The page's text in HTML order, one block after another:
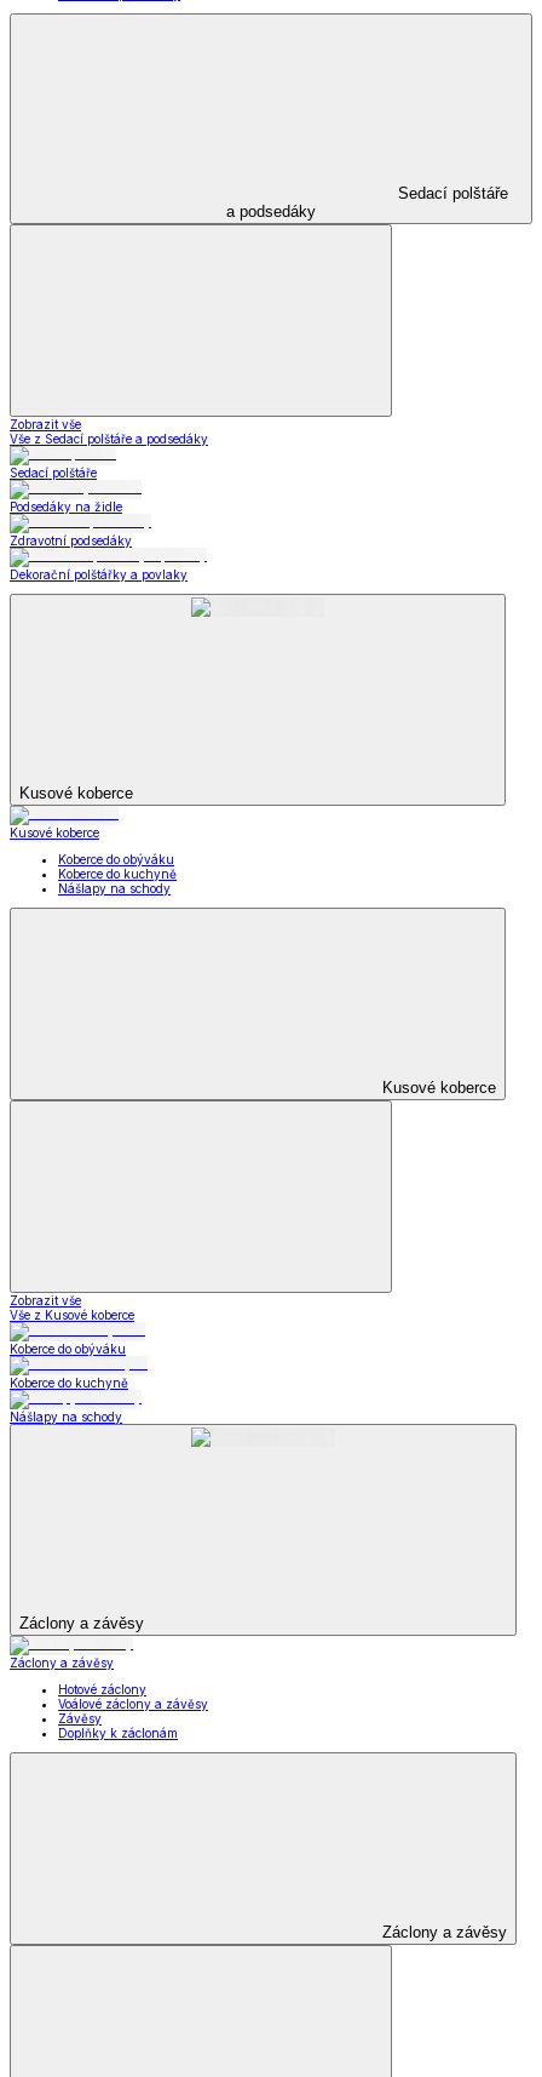
Sedací polštáře
a podsedáky
Zobrazit vše
Vše z Sedací polštáře a podsedáky
Sedací polštáře
Podsedáky na židle
Zdravotní podsedáky
Dekorační polštářky a povlaky
Kusové koberce
Kusové koberce
Koberce do obýváku
Koberce do kuchyně
Nášlapy na schody
Kusové koberce
Zobrazit vše
Vše z Kusové koberce
Koberce do obýváku
Koberce do kuchyně
Nášlapy na schody
Záclony a závěsy
Záclony a závěsy
Hotové záclony
Voálové záclony a závěsy
Závěsy
Doplňky k záclonám
Záclony a závěsy